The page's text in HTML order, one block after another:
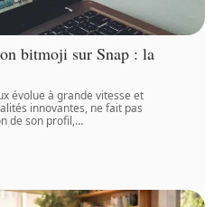
bitmoji sur Snap : la
évolue à grande vitesse et
innovantes, ne fait pas
de son profil,…